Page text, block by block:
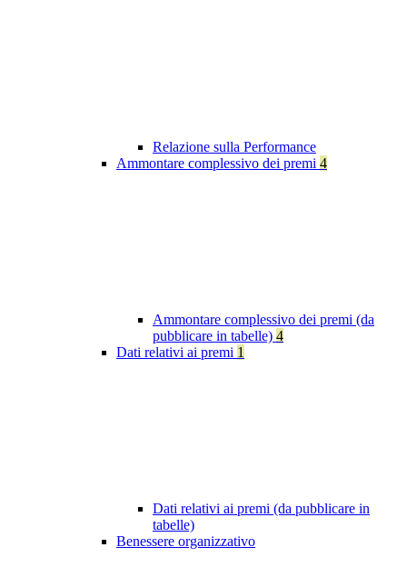
Relazione sulla Performance
Ammontare complessivo dei premi 4
Ammontare complessivo dei premi (da
pubblicare in tabelle) 4
Dati relativi ai premi 1
Dati relativi ai premi (da pubblicare in
tabelle)
Benessere organizzativo